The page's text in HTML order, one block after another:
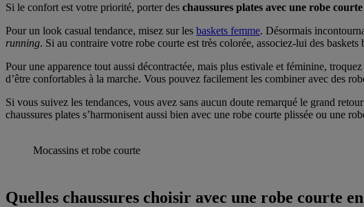
Si le confort est votre priorité, porter des chaussures plates avec une robe courte
Pour un look casual tendance, misez sur les baskets femme. Désormais
running. Si au contraire votre robe courte est très colorée, associez-lui des baskets
Pour une apparence tout aussi décontractée, mais plus estivale et féminine,
d’être confortables à la marche. Vous pouvez facilement les combiner avec des
Si vous suivez les tendances, vous avez sans aucun doute remarqué le grand
chaussures plates s’harmonisent aussi bien avec une robe courte plissée ou une
Mocassins et robe courte
Quelles chaussures choisir avec une robe courte